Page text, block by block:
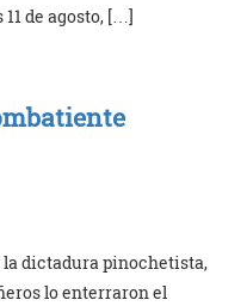
de agosto, […]
la dictadura pinochetista,
lo enterraron el